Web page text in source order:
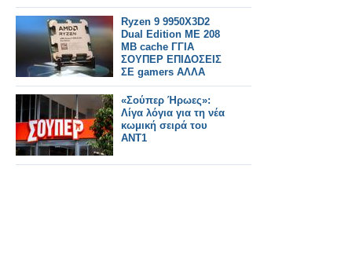
Ryzen 9 9950X3D2
Dual Edition ΜΕ 208
MB cache ΓΓΙΑ
ΣΟΥΠΕΡ ΕΠΙΔΟΣΕΙΣ
ΣΕ gamers ΑΛΛΑ
ΚΑΙcreators
«Σούπερ Ήρωες»:
Λίγα λόγια για τη νέα
κωμική σειρά του
ΑΝΤ1